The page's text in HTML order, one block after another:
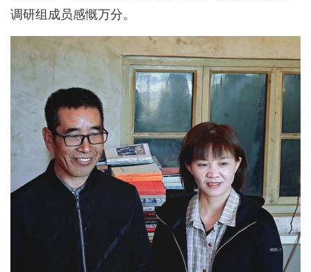
调研组成员感慨万分。